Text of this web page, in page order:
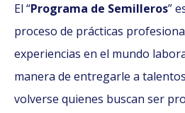
El “Programa de Semilleros”
proceso de prácticas
experiencias en el mundo
manera de entregarle a
volverse quienes buscan ser